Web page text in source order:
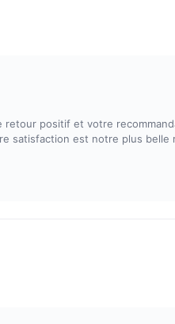
positif et votre
satisfaction est notre plus belle